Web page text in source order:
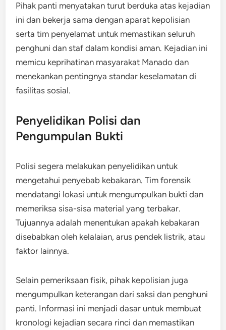
Pihak panti menyatakan turut berduka atas kejadian
ini dan bekerja sama dengan aparat kepolisian
serta tim penyelamat untuk memastikan seluruh
penghuni dan staf dalam kondisi aman. Kejadian ini
memicu keprihatinan masyarakat Manado dan
menekankan pentingnya standar keselamatan di
fasilitas sosial.
Penyelidikan Polisi dan
Pengumpulan Bukti
Polisi segera melakukan penyelidikan untuk
mengetahui penyebab kebakaran. Tim forensik
mendatangi lokasi untuk mengumpulkan bukti dan
memeriksa sisa-sisa material yang terbakar.
Tujuannya adalah menentukan apakah kebakaran
disebabkan oleh kelalaian, arus pendek listrik, atau
faktor lainnya.
Selain pemeriksaan fisik, pihak kepolisian juga
mengumpulkan keterangan dari saksi dan penghuni
panti. Informasi ini menjadi dasar untuk membuat
kronologi kejadian secara rinci dan memastikan